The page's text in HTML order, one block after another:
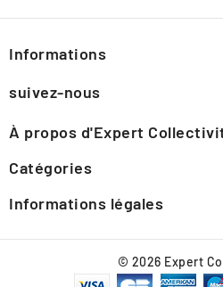
Informations
suivez-nous
À propos d'Expert
Catégories
Informations légales
© 2026 Expert